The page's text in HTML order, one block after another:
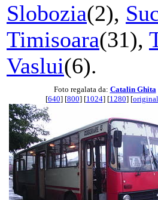
Slobozia(2),
Timisoara(31),
Vaslui(6).
Foto regalata da: Catalin Ghita
[640] [800] [1024] [1280] [